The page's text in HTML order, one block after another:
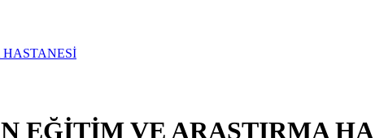
EĞİTİM VE ARAŞTIRMA